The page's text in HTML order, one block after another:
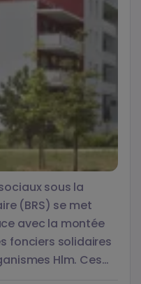
sous la
(BRS) se met
avec la montée
fonciers solidaires
Hlm. Ces